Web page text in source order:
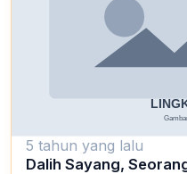
5 tahun yang lalu
Dalih Sayang,